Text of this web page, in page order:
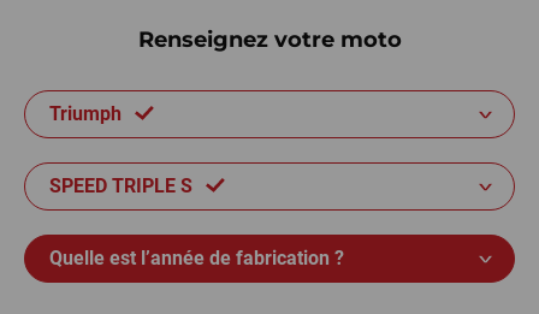
Revendeurs
Compte
FR EN ES IT DE BE
Renseignez votre moto
Triumph
SPEED TRIPLE S
Quelle est l’année de fabrication ?